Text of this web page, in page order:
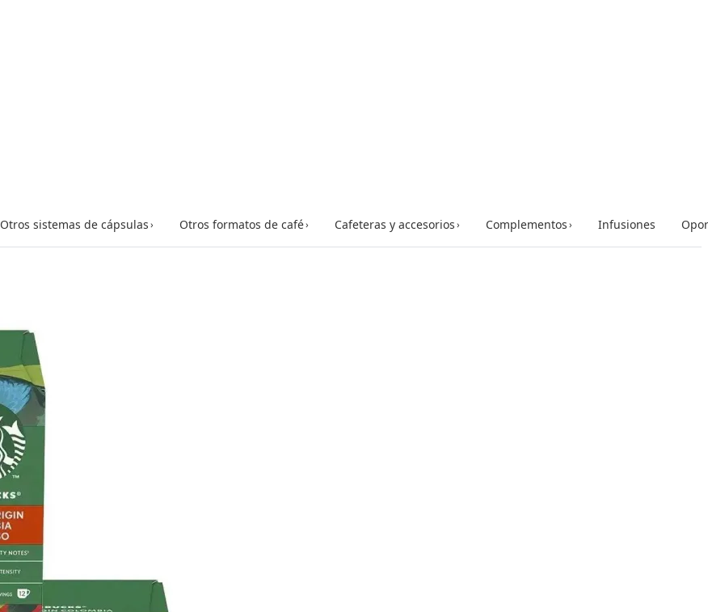
Otros sistemas de cápsulas› Otros formatos de café› Cafeteras y accesorios› Complementos› Infusiones